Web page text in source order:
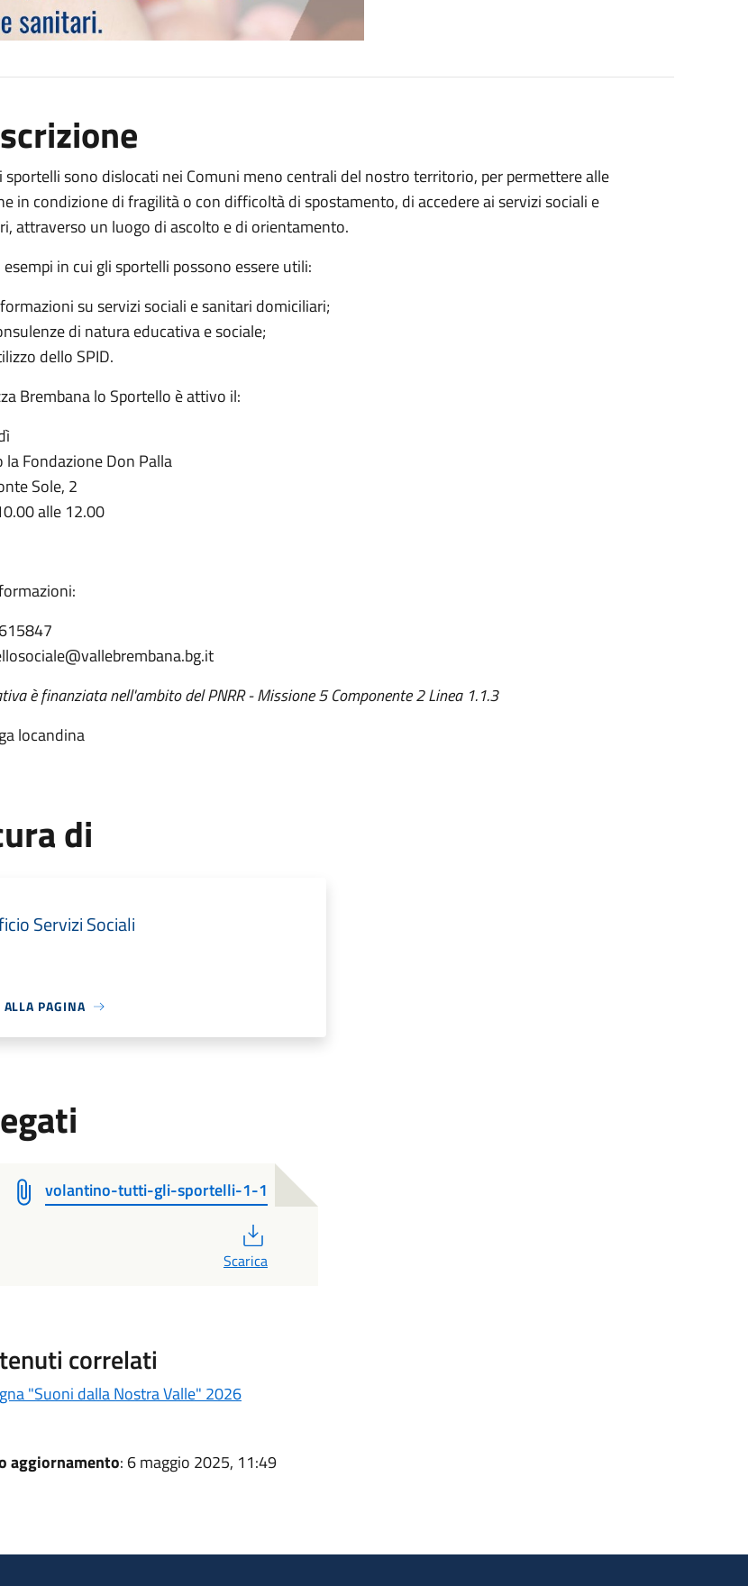
sportelli sono dislocati nei Comuni meno centrali del nostro territorio, per permettere alle
in condizione di fragilità o con difficoltà di spostamento, di accedere ai servizi sociali e
attraverso un luogo di ascolto e di orientamento.
in cui gli sportelli possono essere utili:
su servizi sociali e sanitari domiciliari;
di natura educativa e sociale;
dello SPID.
Brembana lo Sportello è attivo il:
la Fondazione Don Palla
Sole, 2
alle 12.00
è finanziata nell'ambito del PNRR - Missione 5 Componente 2 Linea 1.1.3
locandina
di
Servizi Sociali
ALLA PAGINA
volantino-tutti-gli-sportelli-1-1
Scarica
correlati
"Suoni dalla Nostra Valle" 2026
aggiornamento: 6 maggio 2025, 11:49